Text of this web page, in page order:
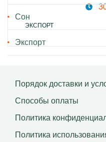
ЭКСПОРТ
Сон
Экспорт
Порядок доставки и
Способы оплаты
Политика
Политика